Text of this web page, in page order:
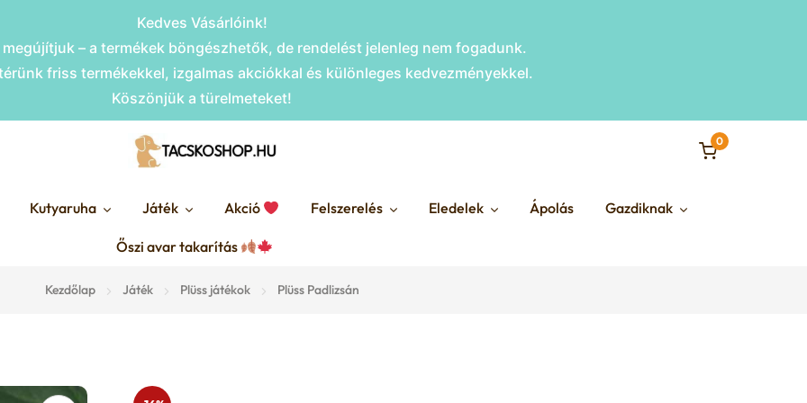
Kedves Vásárlóink!
– a termékek böngészhetők, de rendelést jelenleg nem fogadunk.
friss termékekkel, izgalmas akciókkal és különleges kedvezményekkel.
Köszönjük a türelmeteket!
0
Kutyaruha Játék Akció Felszerelés Eledelek Ápolás Gazdiknak
Őszi avar takarítás
Kezdőlap Játék Plüss játékok Plüss Padlizsán